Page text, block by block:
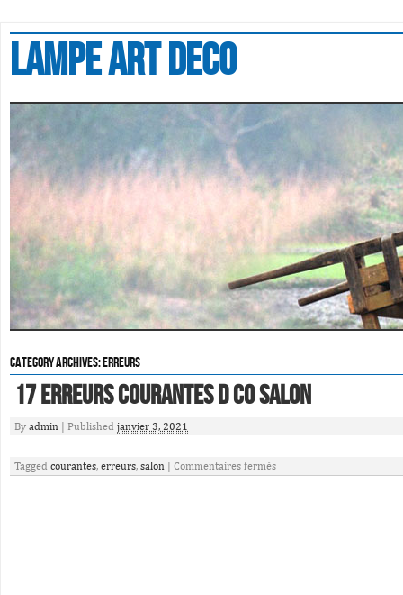
Lampe art deco
Category Archives:erreurs
17 Erreurs Courantes D Co Salon
By admin Published janvier 3, 2021
Tagged courantes, erreurs, salon Commentaires fermés